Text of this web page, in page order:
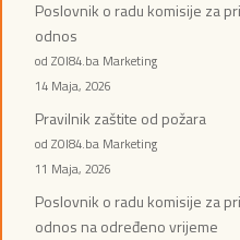
Poslovnik o radu komisije za
odnos
od ZOI84.ba Marketing
14 Maja, 2026
Pravilnik zaštite od požara
od ZOI84.ba Marketing
11 Maja, 2026
Poslovnik o radu komisije za
odnos na određeno vrijeme